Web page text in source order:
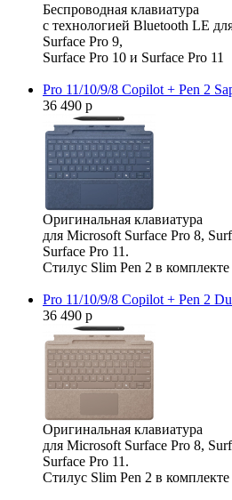
Беспроводная клавиатура
с технологией Bluetooth LE
Surface Pro 9,
Surface Pro 10 и Surface Pro 11
Pro 11/10/9/8 Copilot + Pen 2
36 490 р
Оригинальная клавиатура
для Microsoft Surface Pro 8,
Surface Pro 11.
Стилус Slim Pen 2 в комплекте
Pro 11/10/9/8 Copilot + Pen 2
36 490 р
Оригинальная клавиатура
для Microsoft Surface Pro 8,
Surface Pro 11.
Стилус Slim Pen 2 в комплекте